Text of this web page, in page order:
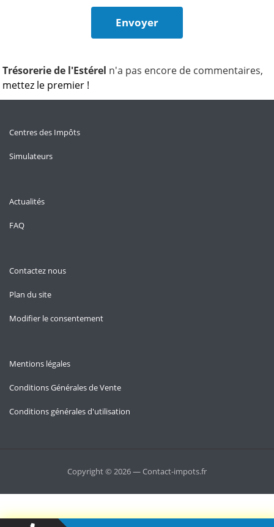
Trésorerie de l'Estérel n'a pas encore de commentaires,
mettez le premier !
Centres des Impôts
Simulateurs
Actualités
FAQ
Contactez nous
Plan du site
Modifier le consentement
Mentions légales
Conditions Générales de Vente
Conditions générales d'utilisation
Copyright © 2026 — Contact-impots.fr